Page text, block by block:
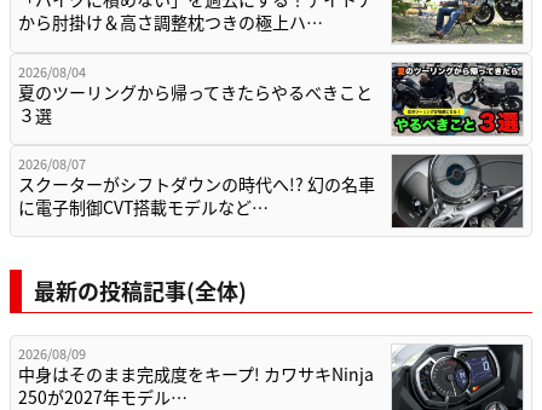
から肘掛け＆高さ調整枕つきの極上ハ…
2026/08/04
夏のツーリングから帰ってきたらやるべきこと
３選
2026/08/07
スクーターがシフトダウンの時代へ!? 幻の名車
に電子制御CVT搭載モデルなど…
最新の投稿記事(全体)
2026/08/09
中身はそのまま完成度をキープ! カワサキNinja
250が2027年モデル…